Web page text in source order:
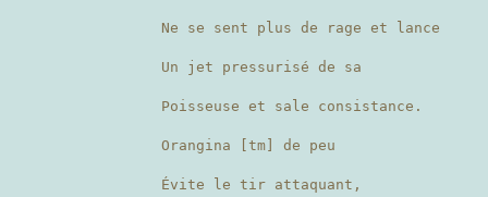
Ne se sent plus de rage et lance
Un jet pressurisé de sa
Poisseuse et sale consistance.
Orangina [tm] de peu
Évite le tir attaquant,